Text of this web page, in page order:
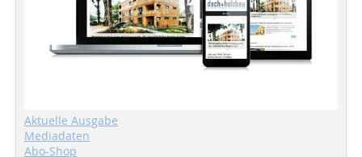
Aktuelle Ausgabe
Mediadaten
Abo-Shop